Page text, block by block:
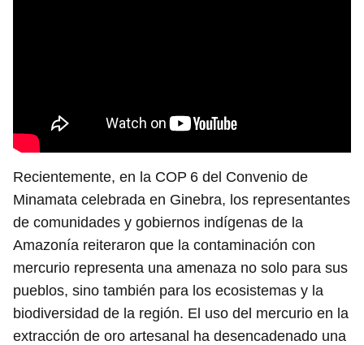
Recientemente, en la COP 6 del Convenio de
Minamata celebrada en Ginebra, los representantes
de comunidades y gobiernos indígenas de la
Amazonía reiteraron que la contaminación con
mercurio representa una amenaza no solo para sus
pueblos, sino también para los ecosistemas y la
biodiversidad de la región. El uso del mercurio en la
extracción de oro artesanal ha desencadenado una